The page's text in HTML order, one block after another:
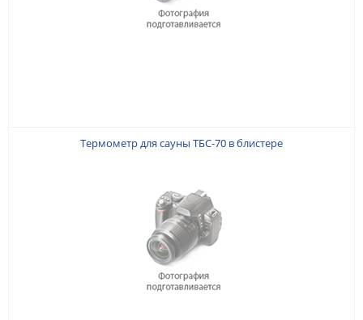
Термометр для сауны ТБС-70 в блистере